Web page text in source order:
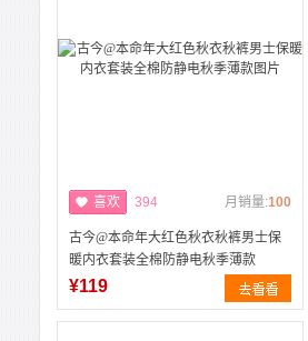
喜欢 394 月销量:100
古今@本命年大红色秋衣秋裤男士保
暖内衣套装全棉防静电秋季薄款
¥119